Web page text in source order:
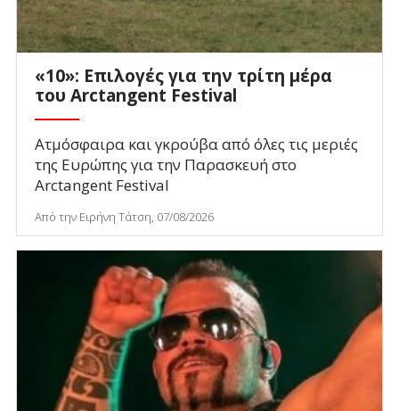
«10»: Επιλογές για την τρίτη μέρα
του Arctangent Festival
Ατμόσφαιρα και γκρούβα από όλες τις μεριές
της Ευρώπης για την Παρασκευή στο
Arctangent Festival
Από την Ειρήνη Τάτση, 07/08/2026